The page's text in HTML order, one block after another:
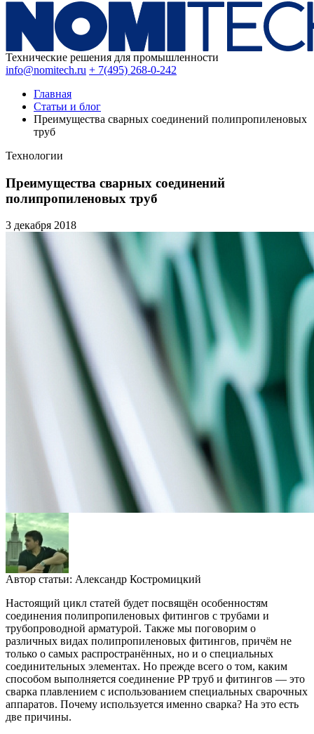
Технические решения для промышленности
info@nomitech.ru + 7(495) 268-0-242
Главная
Статьи и блог
Преимущества сварных соединений полипропиленовых
труб
Технологии
Преимущества сварных соединений
полипропиленовых труб
3 декабря 2018
Автор статьи: Александр Костромицкий
Настоящий цикл статей будет посвящён особенностям
соединения полипропиленовых фитингов с трубами и
трубопроводной арматурой. Также мы поговорим о
различных видах полипропиленовых фитингов, причём не
только о самых распространённых, но и о специальных
соединительных элементах. Но прежде всего о том, каким
способом выполняется соединение PP труб и фитингов — это
сварка плавлением с использованием специальных сварочных
аппаратов. Почему используется именно сварка? На это есть
две причины.